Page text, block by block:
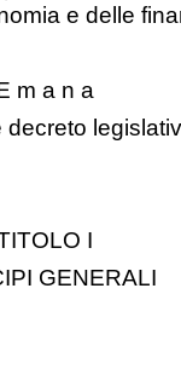
e delle
m a n a
decreto
I
GENERALI